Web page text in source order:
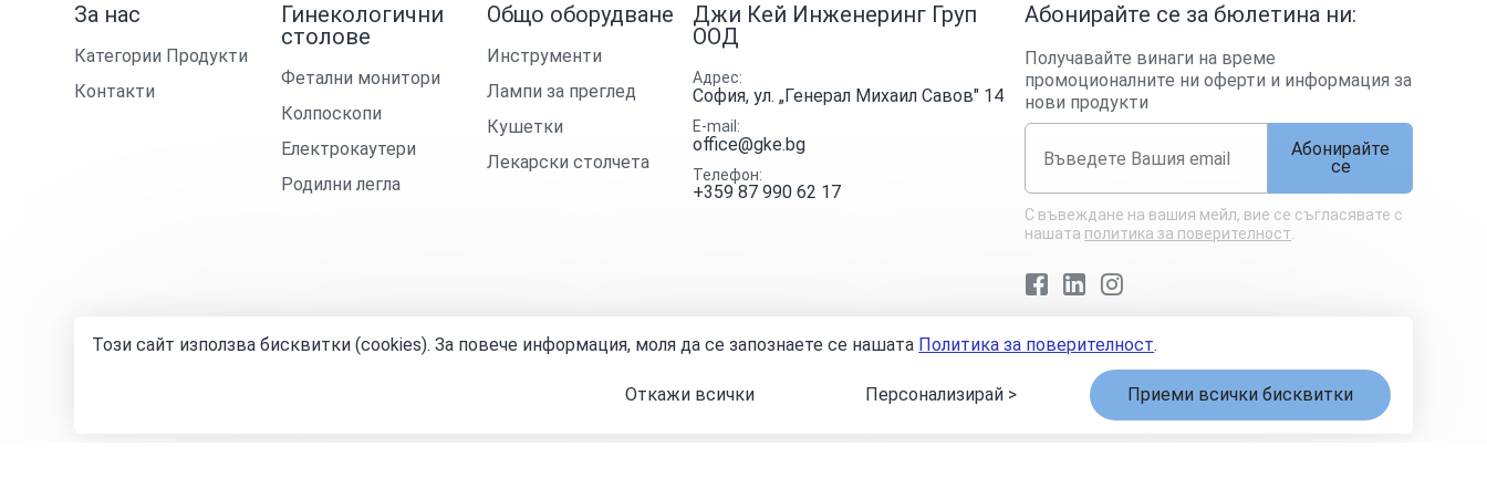
За нас
Категории Продукти
Контакти
Гинекологични
столове
Фетални монитори
Колпоскопи
Електрокаутери
Родилни легла
Общо оборудване
Инструменти
Лампи за преглед
Кушетки
Лекарски столчета
Джи Кей Инженеринг Груп
ООД
Адрес
София, ул. „Генерал Михаил Савов" 14
E-mail
office@gke.bg
Телефон
+359 87 990 62 17
Абонирайте се за бюлетина ни:
Получавайте винаги на време
промоционалните ни оферти и информация за
нови продукти
Абонирайте
се
С въвеждане на вашия мейл, вие се съгласявате с
нашата политика за поверителност
Facebook
LinkedIn
Управление на бисквитките Карта на сайта
Този сайт използва бисквитки (cookies). За повече информация, моля да се запознаете се нашaтa Политика за поверителност.
Откажи всички Персонализирай > Приеми всички бисквитки